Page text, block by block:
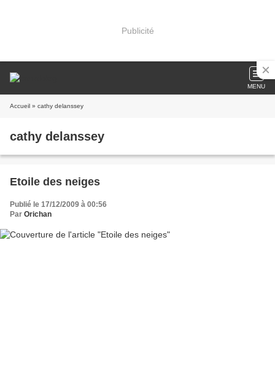
Publicité
MENU
Accueil » cathy delanssey
cathy delanssey
Etoile des neiges
Publié le 17/12/2009 à 00:56
Par Orichan